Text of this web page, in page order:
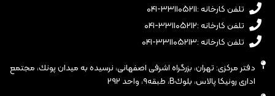
تلفن کارخانه :۳۳۱۱۰۵۲۱۱-۰۴۱
تلفن کارخانه :۳۳۱۱۰۵۲۱۲-۰۴۱
تلفن کارخانه :۳۳۱۱۰۵۲۱۳-۰۴۱
دفتر مرکزی: تهران، بزرگراه اشرفى اصفهانى، نرسيده به ميدان پونك، مجتمع
ادارى رونيكا پالاس، بلوكB، طبقه٩، واحد ٢٩٢